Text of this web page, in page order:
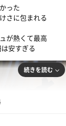
った
さに包まれる
が熱くて最高
安すぎる
続きを読む